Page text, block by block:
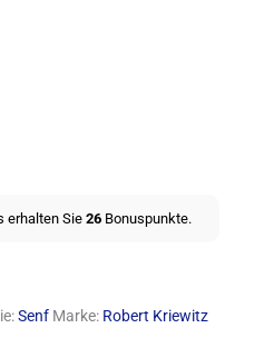
erhalten Sie 26 Bonuspunkte.
Senf Marke: Robert Kriewitz